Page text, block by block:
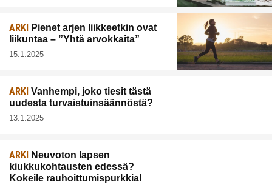
ARKI
Pienet arjen liikkeetkin ovat
liikuntaa – ”Yhtä arvokkaita”
15.1.2025
ARKI Vanhempi, joko tiesit tästä
uudesta turvaistuinsäännöstä?
13.1.2025
ARKI
Neuvoton lapsen
kiukkukohtausten edessä?
Kokeile rauhoittumispurkkia!